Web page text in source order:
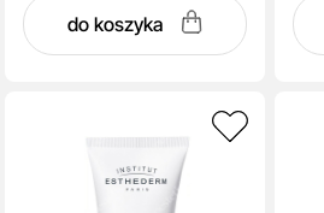
do koszyka